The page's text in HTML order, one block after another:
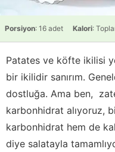
Porsiyon: 16 adet Kalori:
Patates ve köfte ikilisi
bir ikilidir sanırım.
dostluğa. Ama ben,
karbonhidrat alıyoruz,
karbonhidrat hem de
diye salatayla